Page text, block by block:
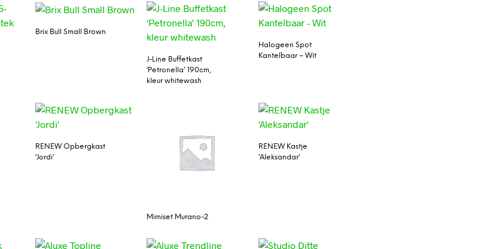
Brix Bull Small Brown
J-Line Buffetkast
‘Petronella’ 190cm,
kleur whitewash
Halogeen Spot
Kantelbaar – Wit
RENEW Opbergkast
‘Jordi’
Mimiset Murano-2
RENEW Kastje
‘Aleksandar’